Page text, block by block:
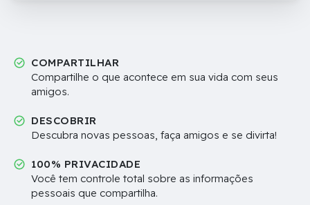
COMPARTILHAR
Compartilhe o que acontece em sua vida com seus
amigos.
DESCOBRIR
Descubra novas pessoas, faça amigos e se divirta!
100% PRIVACIDADE
Você tem controle total sobre as informações
pessoais que compartilha.